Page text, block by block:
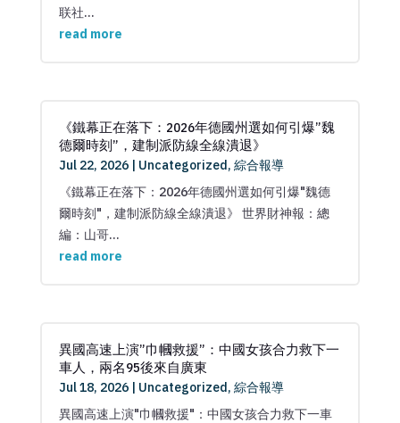
联社...
read more
《鐵幕正在落下：2026年德國州選如何引爆”魏
德爾時刻”，建制派防線全線潰退》
Jul 22, 2026| Uncategorized, 綜合報導
《鐵幕正在落下：2026年德國州選如何引爆"魏德
爾時刻"，建制派防線全線潰退》 世界財神報：總
編：山哥...
read more
異國高速上演”巾幗救援”：中國女孩合力救下一
車人，兩名95後來自廣東
Jul 18, 2026| Uncategorized, 綜合報導
異國高速上演"巾幗救援"：中國女孩合力救下一車